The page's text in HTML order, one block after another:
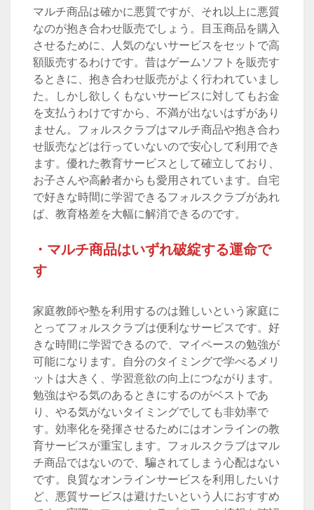
マルチ商品は確かに悪質ですが、それ以上に悪質
なのが抱き合わせ販売でしょう。目玉商品を購入
させるために、人気のないサービスをセットで高
額販売するわけです。昔はゲームソフトを販売す
るときに、抱き合わせ販売がよく行われていまし
た。しかし欲しくもないサービスに対してもお金
を支払うわけですから、不満が出ないはずがあり
ません。フォルスクラブはマルチ商品や抱き合わ
せ販売などは行っていないので安心して利用でき
ます。優れた教育サービスとして確立しており、
お子さんや高齢者からも愛用されています。自宅
で好きな時間に学習できるフォルスクラブがあれ
ば、教育格差を大幅に解消できるのです。
・マルチ商品はいずれ破綻する運命で
す
家庭教師や塾を利用するのは難しいという家庭に
とってフォルスクラブは便利なサービスです。好
きな時間に学習できるので、マイペースの勉強が
可能になります。自分のタイミングで学べるメリ
ットは大きく、学習意欲の向上につながります。
勉強はやる気のあるときにするのがベストであ
り、やる気がないタイミングでしても非効率で
す。効率化を発揮させるためにはオンラインの教
育サービスが重宝します。フォルスクラブはマル
チ商品ではないので、騙されてしまう心配はない
です。良質なオンラインサービスを利用したいけ
ど、悪質サービスは避けたいという人におすすめ